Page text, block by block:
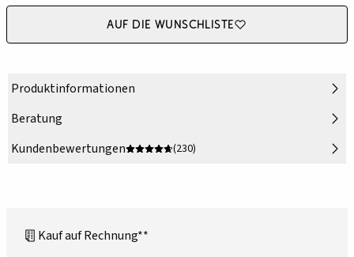
Auf die Wunschliste
Produktinformationen
Beratung
Kundenbewertungen
(230)
Kauf auf Rechnung**